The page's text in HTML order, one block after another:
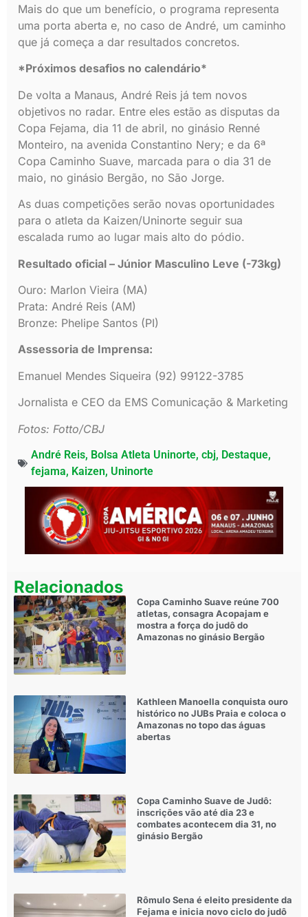
Mais do que um benefício, o programa representa
uma porta aberta e, no caso de André, um caminho
que já começa a dar resultados concretos.
*Próximos desafios no calendário*
De volta a Manaus, André Reis já tem novos
objetivos no radar. Entre eles estão as disputas da
Copa Fejama, dia 11 de abril, no ginásio Renné
Monteiro, na avenida Constantino Nery; e da 6ª
Copa Caminho Suave, marcada para o dia 31 de
maio, no ginásio Bergão, no São Jorge.
As duas competições serão novas oportunidades
para o atleta da Kaizen/Uninorte seguir sua
escalada rumo ao lugar mais alto do pódio.
Resultado oficial – Júnior Masculino Leve (-73kg)
Ouro: Marlon Vieira (MA)
Prata: André Reis (AM)
Bronze: Phelipe Santos (PI)
Assessoria de Imprensa:
Emanuel Mendes Siqueira (92) 99122-3785
Jornalista e CEO da EMS Comunicação & Marketing
Fotos: Fotto/CBJ
André Reis, Bolsa Atleta Uninorte, cbj, Destaque,
fejama, Kaizen, Uninorte
Relacionados
Copa Caminho Suave reúne 700
atletas, consagra Acopajam e
mostra a força do judô do
Amazonas no ginásio Bergão
Kathleen Manoella conquista ouro
histórico no JUBs Praia e coloca o
Amazonas no topo das águas
abertas
Copa Caminho Suave de Judô:
inscrições vão até dia 23 e
combates acontecem dia 31, no
ginásio Bergão
Rômulo Sena é eleito presidente da
Fejama e inicia novo ciclo do judô